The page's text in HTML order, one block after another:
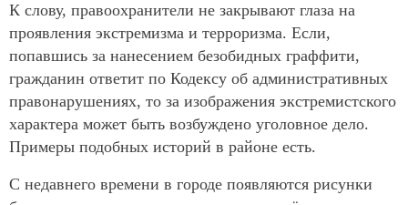
К слову, правоохранители не закрывают глаза на
проявления экстремизма и терроризма. Если,
попавшись за нанесением безобидных граффити,
гражданин ответит по Кодексу об административных
правонарушениях, то за изображения экстремистского
характера может быть возбуждено уголовное дело.
Примеры подобных историй в районе есть.
С недавнего времени в городе появляются рисунки